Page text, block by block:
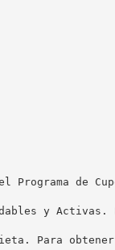
de
y Activas.
Para obtener